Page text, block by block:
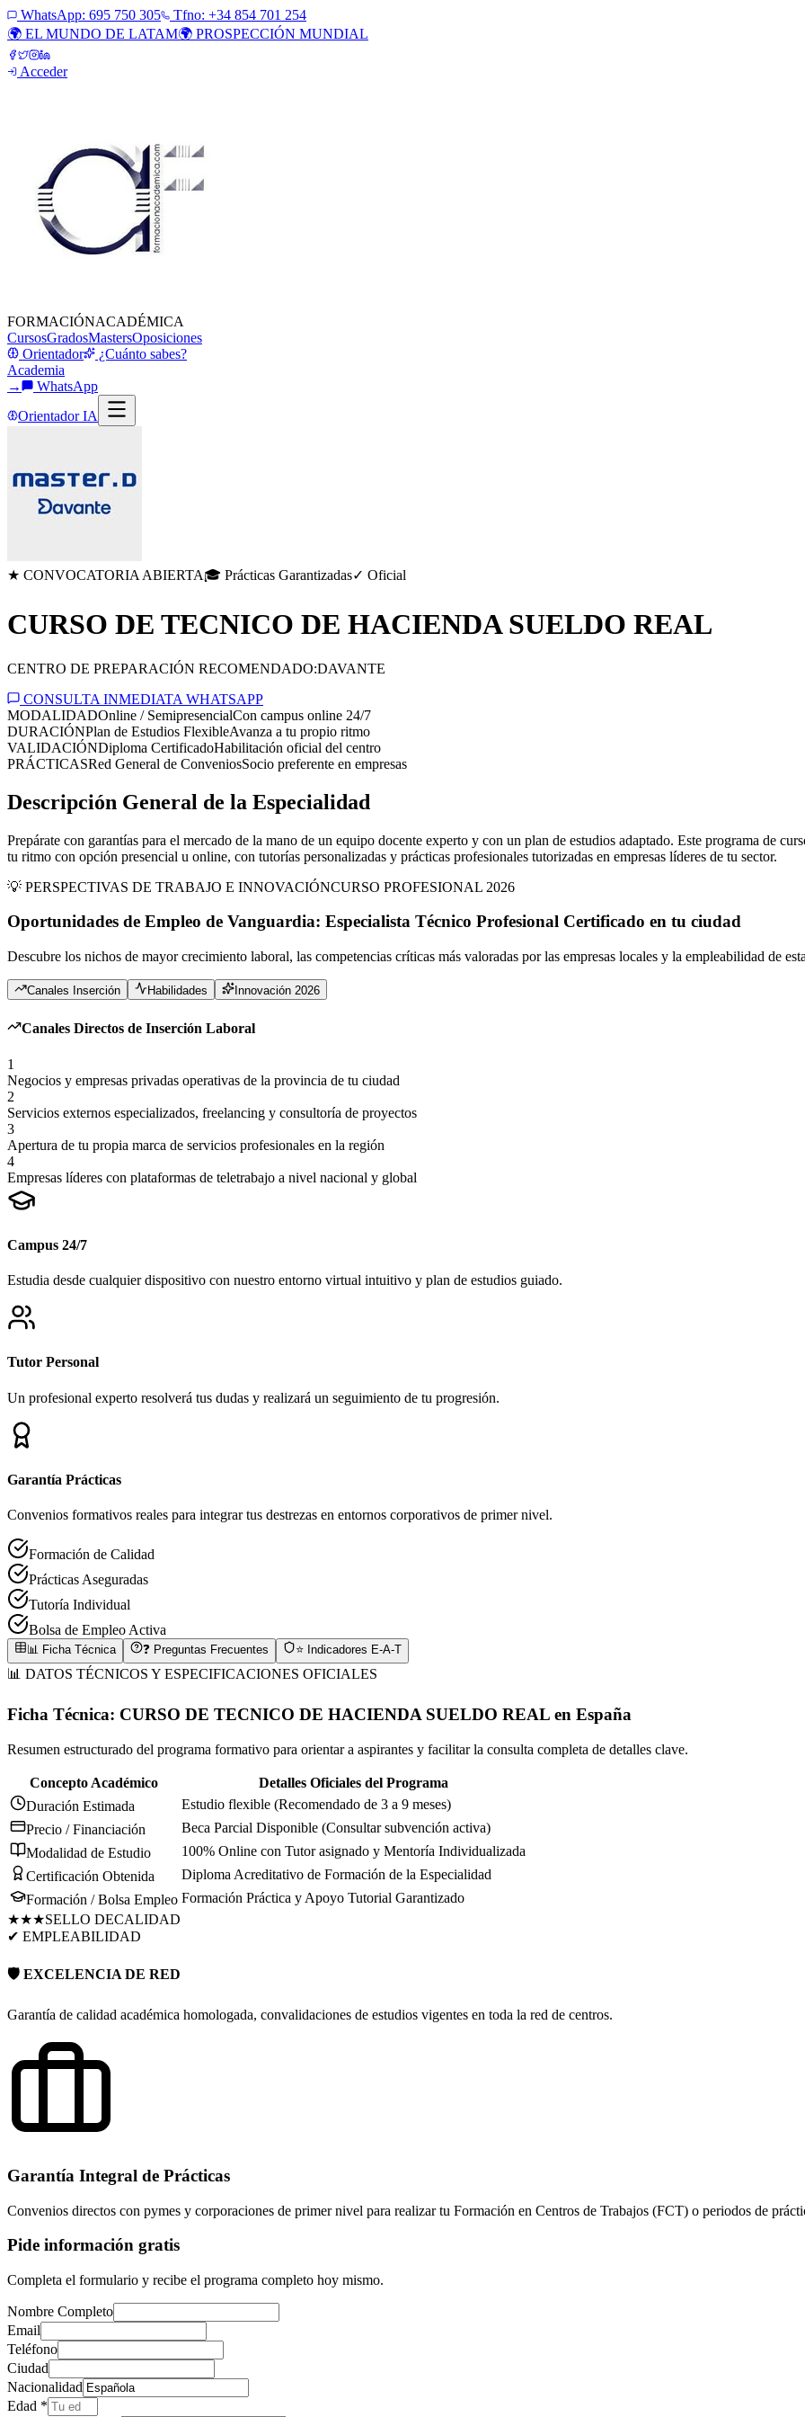
WhatsApp: 695 750 305
Tfno: +34 854 701 254
🌍 EL MUNDO DE LATAM🌍 PROSPECCIÓN MUNDIAL
Acceder
FORMACIÓNACADÉMICA
CursosGradosMastersOposiciones
Orientador
¿Cuánto sabes?
Academia
→
WhatsApp
Orientador IA
★ CONVOCATORIA ABIERTA🎓 Prácticas Garantizadas✓ Oficial
CURSO DE TECNICO DE HACIENDA SUELDO REAL
CENTRO DE PREPARACIÓN RECOMENDADO:DAVANTE
CONSULTA INMEDIATA WHATSAPP
MODALIDADOnline / SemipresencialCon campus online 24/7
DURACIÓNPlan de Estudios FlexibleAvanza a tu propio ritmo
VALIDACIÓNDiploma CertificadoHabilitación oficial del centro
PRÁCTICASRed General de ConveniosSocio preferente en empresas
Descripción General de la Especialidad
Prepárate con garantías para el mercado de la mano de un equipo docente experto y con un plan de estudios adaptado. Este programa de
tu ritmo con opción presencial u online, con tutorías personalizadas y prácticas profesionales tutorizadas en empresas líderes de tu sector.
💡 PERSPECTIVAS DE TRABAJO E INNOVACIÓNCURSO PROFESIONAL 2026
Oportunidades de Empleo de Vanguardia: Especialista Técnico Profesional Certificado en tu ciudad
Descubre los nichos de mayor crecimiento laboral, las competencias críticas más valoradas por las empresas locales y la empleabilidad de
Canales Inserción Habilidades Innovación 2026
Canales Directos de Inserción Laboral
1
Negocios y empresas privadas operativas de la provincia de tu ciudad
2
Servicios externos especializados, freelancing y consultoría de proyectos
3
Apertura de tu propia marca de servicios profesionales en la región
4
Empresas líderes con plataformas de teletrabajo a nivel nacional y global
Campus 24/7
Estudia desde cualquier dispositivo con nuestro entorno virtual intuitivo y plan de estudios guiado.
Tutor Personal
Un profesional experto resolverá tus dudas y realizará un seguimiento de tu progresión.
Garantía Prácticas
Convenios formativos reales para integrar tus destrezas en entornos corporativos de primer nivel.
Formación de Calidad
Prácticas Aseguradas
Tutoría Individual
Bolsa de Empleo Activa
📊 Ficha Técnica ❓ Preguntas Frecuentes ⭐ Indicadores E-A-T
📊 DATOS TÉCNICOS Y ESPECIFICACIONES OFICIALES
Ficha Técnica: CURSO DE TECNICO DE HACIENDA SUELDO REAL en España
Resumen estructurado del programa formativo para orientar a aspirantes y facilitar la consulta completa de detalles clave.
Concepto Académico
Detalles Oficiales del Programa
Duración Estimada
Estudio flexible (Recomendado de 3 a 9 meses)
Precio / Financiación
Beca Parcial Disponible (Consultar subvención activa)
Modalidad de Estudio
100% Online con Tutor asignado y Mentoría Individualizada
Certificación Obtenida
Diploma Acreditativo de Formación de la Especialidad
Formación / Bolsa Empleo Formación Práctica y Apoyo Tutorial Garantizado
★★★SELLO DECALIDAD
✔ EMPLEABILIDAD
🛡️ EXCELENCIA DE RED
Garantía de calidad académica homologada, convalidaciones de estudios vigentes en toda la red de centros.
Garantía Integral de Prácticas
Convenios directos con pymes y corporaciones de primer nivel para realizar tu Formación en Centros de Trabajos (FCT) o periodos de
Pide información gratis
Completa el formulario y recibe el programa completo hoy mismo.
Nombre Completo
Email
Teléfono
Ciudad
Nacionalidad
Edad *